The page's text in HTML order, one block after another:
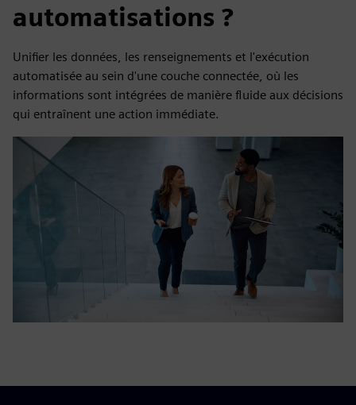
automatisations ?
Unifier les données, les renseignements et l'exécution
automatisée au sein d'une couche connectée, où les
informations sont intégrées de manière fluide aux décisions
qui entraînent une action immédiate.